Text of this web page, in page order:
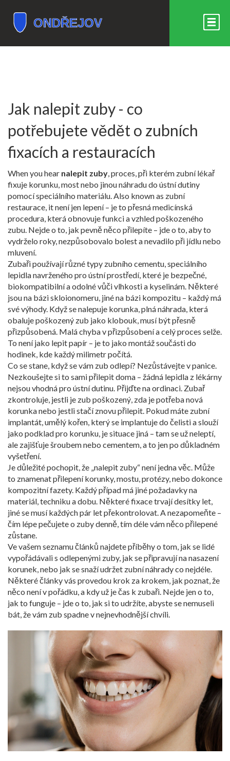
Jak nalepit zuby - co
potřebujete vědět o zubních
fixacích a restauracích
When you hear nalepit zuby,proces, při kterém zubní lékař
fixuje korunku, most nebo jinou náhradu do ústní dutiny
pomocí speciálního materiálu. Also known as zubní
restaurace, itnení jen lepení – je to přesná medicínská
procedura, která obnovuje funkci a vzhled poškozeného
zubu. Nejde o to, jak pevně něco přilepíte – jde o to, aby to
vydrželo roky, nezpůsobovalo bolest a nevadilo při jídlu nebo
mluvení.
Zubaři používají různé typy zubního cementu,speciálního
lepidla navrženého pro ústní prostředí, které je bezpečné,
biokompatibilní a odolné vůči vlhkosti a kyselinám. Některé
jsou na bázi skloionomeru, jiné na bázi kompozitu – každý má
své výhody. Když se nalepuje korunka,plná náhrada, která
obaluje poškozený zub jako klobouk, musí být přesně
přizpůsobená. Malá chyba v přizpůsobení a celý proces selže.
To není jako lepit papír – je to jako montáž součásti do
hodinek, kde každý milimetr počítá.
Co se stane, když se vám zub odlepí? Nezůstávejte v panice.
Nezkoušejte si to sami přilepit doma – žádná lepidla z lékárny
nejsou vhodná pro ústní dutinu. Přijďte na ordinaci. Zubař
zkontroluje, jestli je zub poškozený, zda je potřeba nová
korunka nebo jestli stačí znovu přilepit. Pokud máte zubní
implantát,umělý kořen, který se implantuje do čelisti a slouží
jako podklad pro korunku, je situace jiná – tam se už neleptí,
ale zajišťuje šroubem nebo cementem, a to jen po důkladném
vyšetření.
Je důležité pochopit, že „nalepit zuby“ není jedna věc. Může
to znamenat přilepení korunky, mostu, protézy, nebo dokonce
kompozitní fazety. Každý případ má jiné požadavky na
materiál, techniku a dobu. Některé fixace trvají desítky let,
jiné se musí každých pár let překontrolovat. A nezapomeňte –
čím lépe pečujete o zuby denně, tím déle vám něco přilepené
zůstane.
Ve vašem seznamu článků najdete příběhy o tom, jak se lidé
vypořádávali s odlepenými zuby, jak se připravují na nasazení
korunek, nebo jak se snaží udržet zubní náhrady co nejdéle.
Některé články vás provedou krok za krokem, jak poznat, že
něco není v pořádku, a kdy už je čas k zubaři. Nejde jen o to,
jak to funguje – jde o to, jak si to udržíte, abyste se nemuseli
bát, že vám zub spadne v nejnevhodnější chvíli.